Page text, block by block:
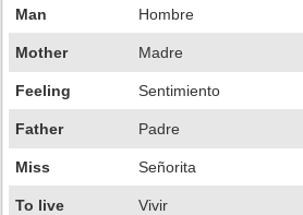
Man Hombre
Mother Madre
Feeling Sentimiento
Father Padre
Miss Señorita
To live Vivir